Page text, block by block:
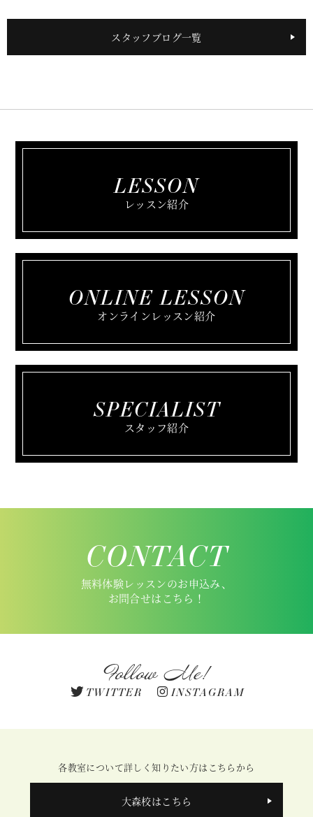
スタッフブログ一覧
LESSON
レッスン紹介
ONLINE LESSON
オンラインレッスン紹介
SPECIALIST
スタッフ紹介
CONTACT
無料体験レッスンのお申込み、
お問合せはこちら！
Follow Me!
TWITTER INSTAGRAM
各教室について詳しく知りたい方はこちらから
大森校はこちら